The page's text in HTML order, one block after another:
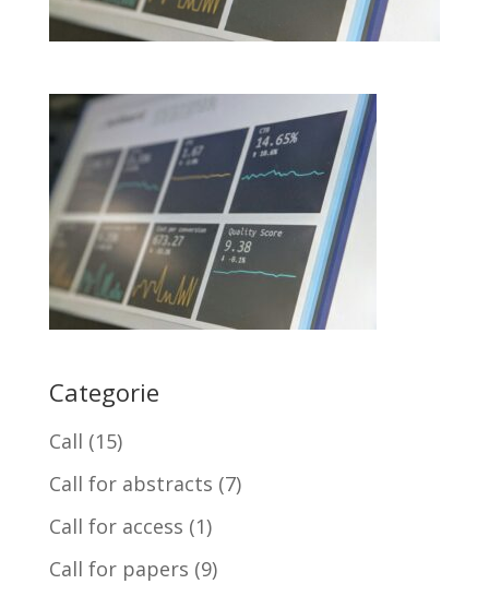
Categorie
Call (15)
Call for abstracts (7)
Call for access (1)
Call for papers (9)